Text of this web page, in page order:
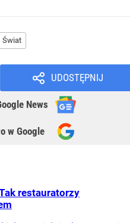
Świat
UDOSTĘPNIJ
News
w Google
restauratorzy